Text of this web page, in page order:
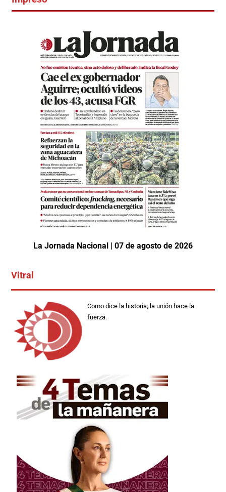
La Jornada Nacional | 07 de agosto de 2026
Vitral
Como dice la historia; la unión hace la
fuerza.